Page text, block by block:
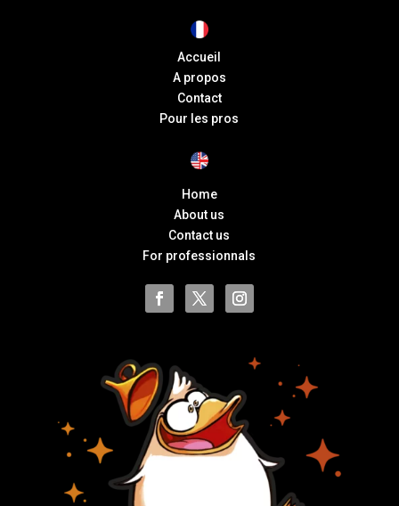
Accueil
A propos
Contact
Pour les pros
Home
About us
Contact us
For professionnals